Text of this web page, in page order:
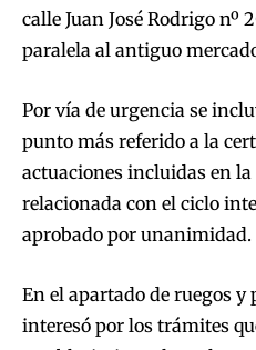
calle Juan José Rodrigo nº
paralela al antiguo
Por vía de urgencia se
punto más referido a la
actuaciones incluidas en
relacionada con el ciclo
aprobado por unanimidad.
En el apartado de ruegos
interesó por los trámites